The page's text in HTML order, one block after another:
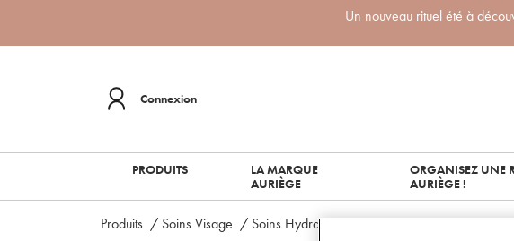
Un nouveau rituel été à
Connexion
PRODUITS
LA MARQUE
AURIÈGE
ORGANISEZ UNE
AURIÈGE !
Produits / Soins Visage / Soins Hydratants Visage/CREME